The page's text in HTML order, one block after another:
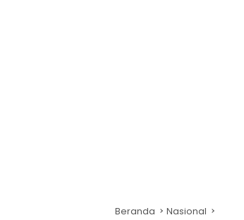
Beranda Nasional